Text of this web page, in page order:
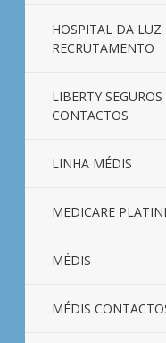
HOSPITAL DA LUZ
RECRUTAMENTO
LIBERTY SEGUROS
CONTACTOS
LINHA MÉDIS
MEDICARE
MÉDIS
MÉDIS